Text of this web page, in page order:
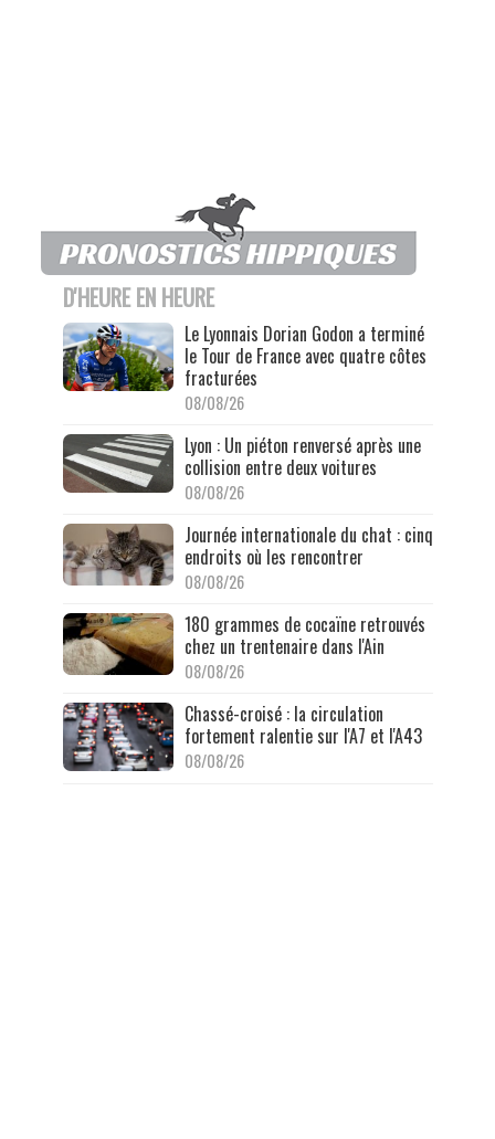
D'HEURE EN HEURE
Le Lyonnais Dorian Godon a terminé
le Tour de France avec quatre côtes
fracturées
08/08/26
Lyon : Un piéton renversé après une
collision entre deux voitures
08/08/26
Journée internationale du chat : cinq
endroits où les rencontrer
08/08/26
180 grammes de cocaïne retrouvés
chez un trentenaire dans l'Ain
08/08/26
Chassé-croisé : la circulation
fortement ralentie sur l'A7 et l'A43
08/08/26